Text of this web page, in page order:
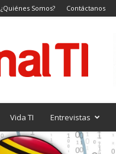
¿Quiénes Somos? Contáctanos
Vida TI Entrevistas